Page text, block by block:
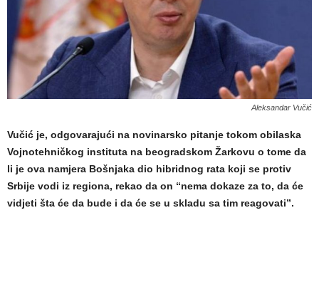
Aleksandar Vučić
Vučić je, odgovarajući na novinarsko pitanje tokom obilaska
Vojnotehničkog instituta na beogradskom Žarkovu o tome da
li je ova namjera Bošnjaka dio hibridnog rata koji se protiv
Srbije vodi iz regiona, rekao da on “nema dokaze za to, da će
vidjeti šta će da bude i da će se u skladu sa tim reagovati”.